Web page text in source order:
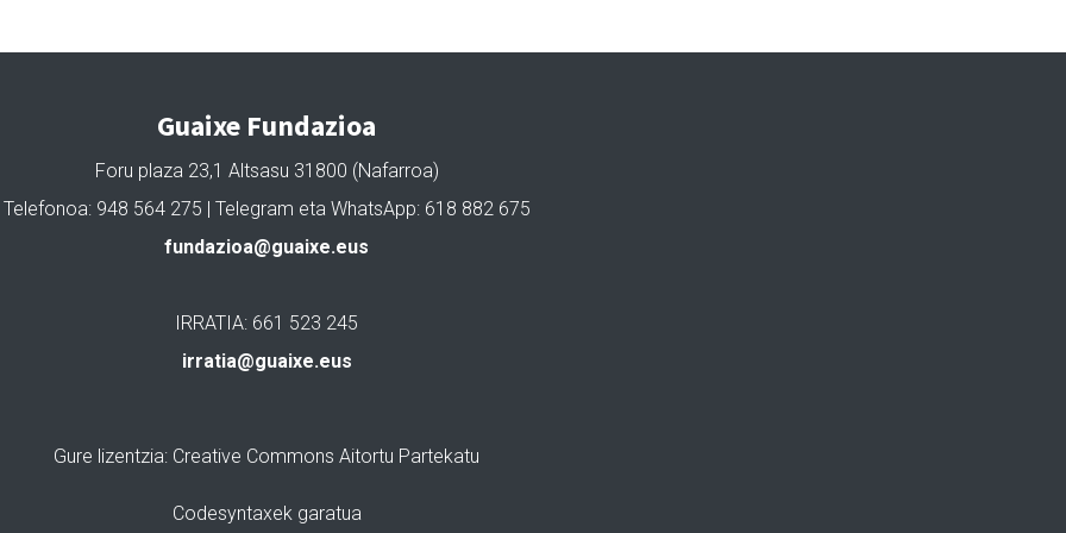
Guaixe Fundazioa
Foru plaza 23,1 Altsasu 31800 (Nafarroa)
Telefonoa: 948 564 275 | Telegram eta WhatsApp: 618 882 675
fundazioa@guaixe.eus
IRRATIA: 661 523 245
irratia@guaixe.eus
Gure lizentzia: Creative Commons Aitortu Partekatu
Codesyntaxek garatua